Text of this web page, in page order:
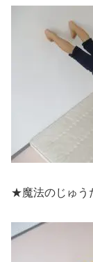
★魔法のじゅう